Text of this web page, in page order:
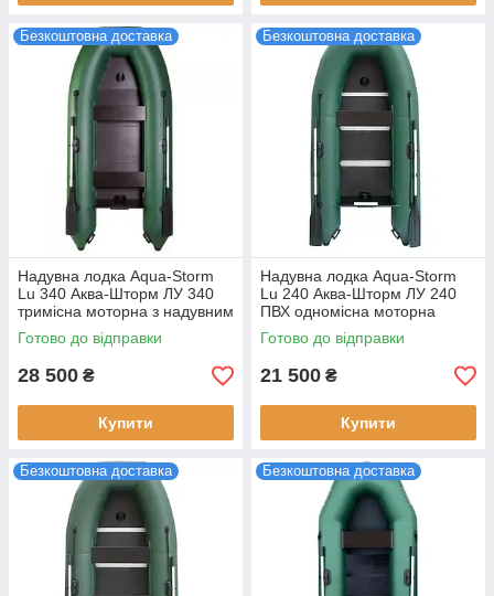
Безкоштовна доставка
Надувна лодка Aqua-Storm
Lu 340 Аква-Шторм ЛУ 340
тримісна моторна з надувним
кілем ПВХ з бруса 420 кг
вантажопідйомність
Готово до відправки
28 500 ₴
Купити
Безкоштовна доставка
Надувна лодка Aqua-Storm
Lu 240 Аква-Шторм ЛУ 240
ПВХ одномісна моторна
кілевий з жорстким дном і
привальним брусом
Готово до відправки
21 500 ₴
Купити
Безкоштовна доставка Безкоштовна доставка